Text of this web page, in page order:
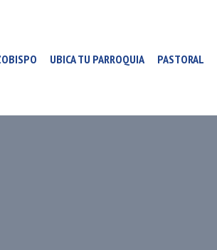
UBICA TU PARROQUIA PASTORAL